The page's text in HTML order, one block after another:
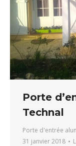
Porte
Technal
Porte d'entrée
31 janvier 2018